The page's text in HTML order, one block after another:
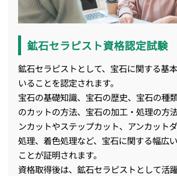
鉱石セラピスト資格認定試験
鉱石セラピストとして、宝石に関する基
いることを認定されます。
宝石の基礎知識、宝石の歴史、宝石の種
のカットの方法、宝石の加工・処理の方
ンカットやステップカット、アンカット
処理、着色処理など、宝石に関する幅広
ことが証明されます。
資格取得後は、鉱石セラピストとして活